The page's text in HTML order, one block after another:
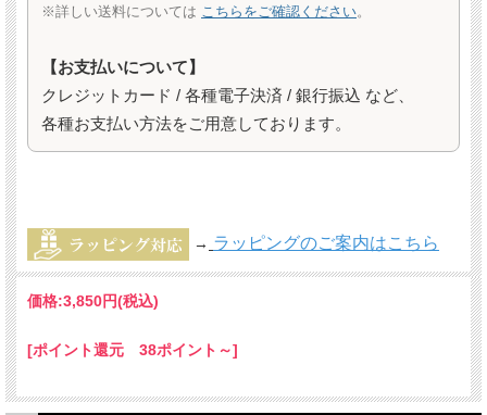
※詳しい送料については こちらをご確認ください。
【お支払いについて】
クレジットカード / 各種電子決済 / 銀行振込 など、
各種お支払い方法をご用意しております。
→ ラッピングのご案内はこちら
価格:3,850円(税込)
[ポイント還元 38ポイント～]